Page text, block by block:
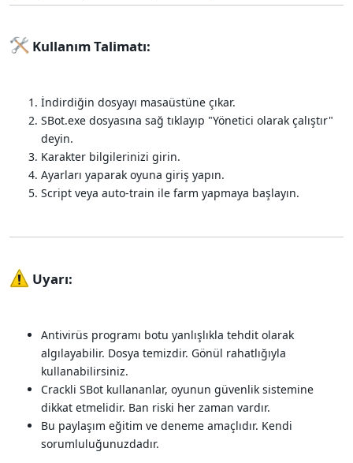
Kullanım Talimatı:​
İndirdiğin dosyayı masaüstüne çıkar.
SBot.exe dosyasına sağ tıklayıp "Yönetici olarak çalıştır"
deyin.
Karakter bilgilerinizi girin.
Ayarları yaparak oyuna giriş yapın.
Script veya auto-train ile farm yapmaya başlayın.
Uyarı:​
Antivirüs programı botu yanlışlıkla tehdit olarak
algılayabilir. Dosya temizdir. Gönül rahatlığıyla
kullanabilirsiniz.
Crackli SBot kullananlar, oyunun güvenlik sistemine
dikkat etmelidir. Ban riski her zaman vardır.
Bu paylaşım eğitim ve deneme amaçlıdır. Kendi
sorumluluğunuzdadır.